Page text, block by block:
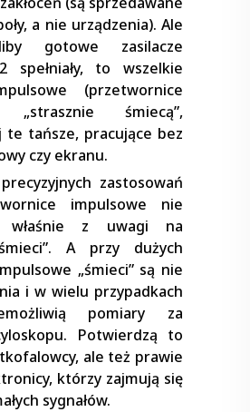
a nie urządzenia). Ale
gotowe zasilacze
spełniały, to wszelkie
(przetwornice
„strasznie śmiecą”,
te tańsze, pracujące bez
czy ekranu.
zastosowań
impulsowe nie
właśnie z uwagi na
A przy dużych
„śmieci” są nie
i w wielu przypadkach
pomiary za
Potwierdzą to
ale też prawie
którzy zajmują się
sygnałów.